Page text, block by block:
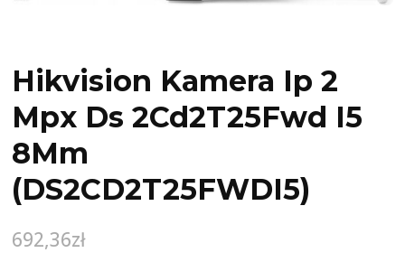
Hikvision Kamera Ip 2
Mpx Ds 2Cd2T25Fwd I5
8Mm
(DS2CD2T25FWDI5)
692,36zł